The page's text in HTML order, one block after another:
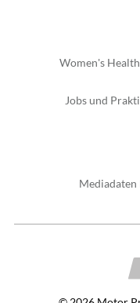
Women's
Jobs und